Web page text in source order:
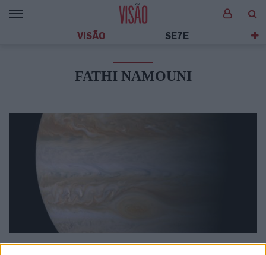
VISÃO SE7E
FATHI NAMOUNI
SOCIEDADE